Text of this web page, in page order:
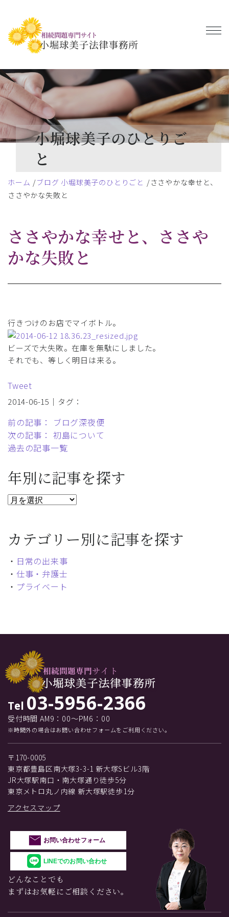
小堀球美子のひとりご
と
ホーム ブログ 小堀球美子のひとりごと
ささやかな幸せと、
ささやかな失敗と
ささやかな幸せと、ささや
かな失敗と
行きつけのお店でマイボトル。
ビーズで大失敗。在庫を無駄にしました。
それでも、等しく明日は来る。
Tweet
2014-06-15｜タグ：
前の記事： ブログ深夜便
次の記事： 初島について
過去の記事一覧
年別に記事を探す
カテゴリー別に記事を探す
・ 日常の出来事
・ 仕事・弁護士
・ プライベート
Tel 03-5956-2366
受付時間 AM9：00～PM6：00
※時間外の場合はお問い合わせフォームをご利用ください。
〒170-0005
東京都豊島区南大塚3-3-1 新大塚Sビル3階
JR大塚駅南口・南大塚通り徒歩5分
東京メトロ丸ノ内線 新大塚駅徒歩1分
アクセスマップ
お問い合わせフォーム
LINEでのお問い合わせ
どんなことでも
まずはお気軽にご相談ください。